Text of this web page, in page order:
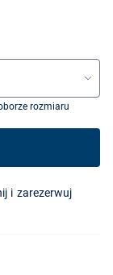
rozmiaru
i zarezerwuj